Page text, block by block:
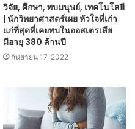
วิจัย, ศึกษา, พบมนุษย์, เทคโนโลยี
| นักวิทยาศาสตร์เผย หัวใจที่เก่า
แก่ที่สุดที่เคยพบในออสเตรเลีย
มีอายุ 380 ล้านปี
กันยายน 17, 2022